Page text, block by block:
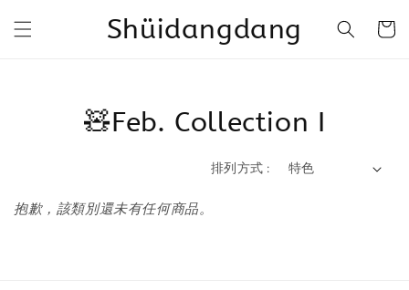
Shüidangdang
🧸Feb. Collection I
排列方式 :
抱歉，該類別還未有任何商品。